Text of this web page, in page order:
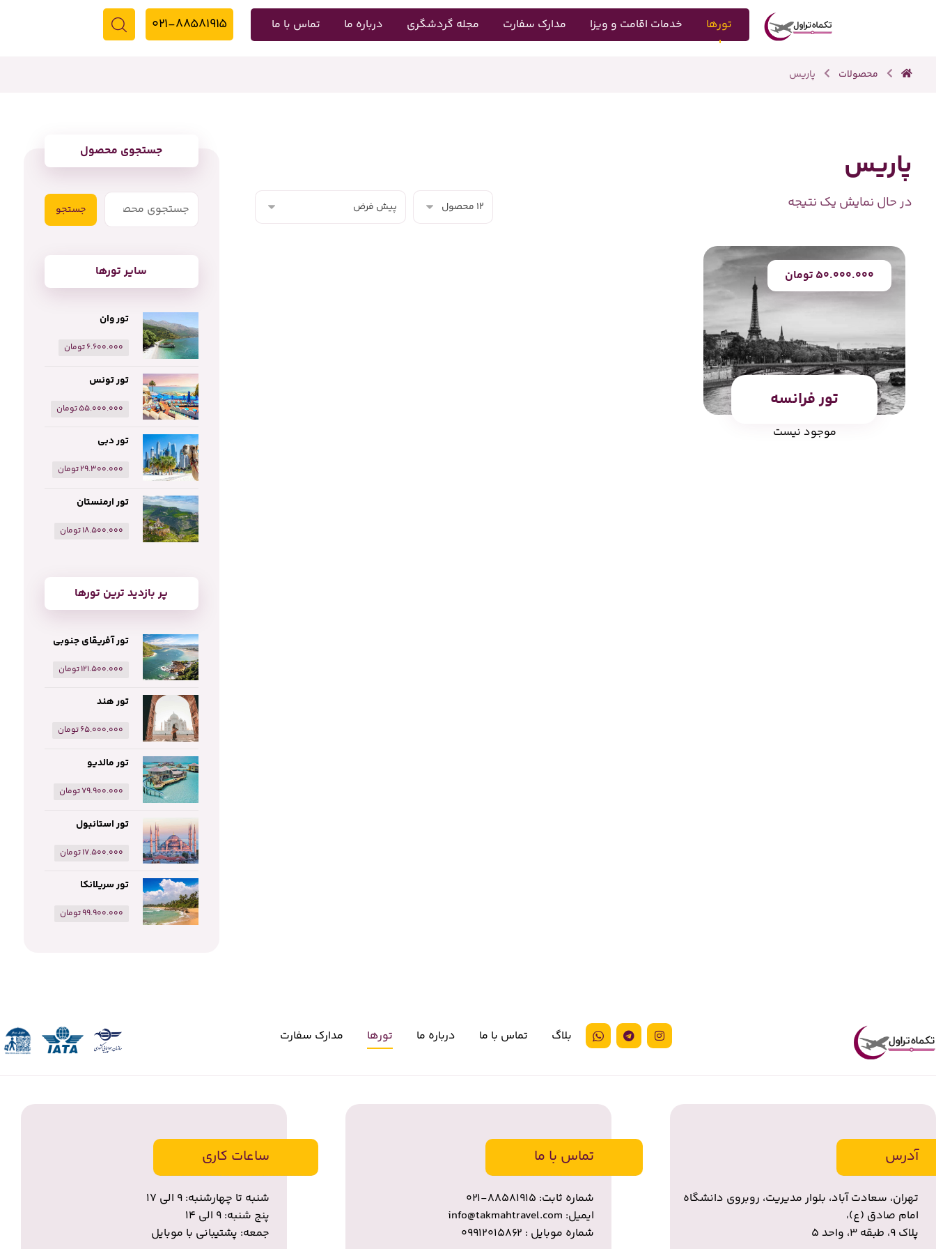
۰۲۱-۸۸۵۸۱۹۱۵ تورها خدمات اقامت و ویزا مدارک سفارت مجله گردشگری درباره ما تماس با ما
محصولات پاریس
پاریس
در حال نمایش یک نتیجه
تور فرانسه
۵۰.۰۰۰.۰۰۰ تومان
موجود نیست
جستجوی محصول
جستجو
سایر تورها
تور وان
۶.۶۰۰.۰۰۰تومان
تور تونس
۵۵.۰۰۰.۰۰۰تومان
تور دبی
۲۹.۳۰۰.۰۰۰تومان
تور ارمنستان
۱۸.۵۰۰.۰۰۰تومان
پر بازدید ترین تورها
تور آفریقای جنوبی
۱۲۱.۵۰۰.۰۰۰تومان
تور هند
۶۵.۰۰۰.۰۰۰تومان
تور مالدیو
۷۹.۹۰۰.۰۰۰تومان
تور استانبول
۱۷.۵۰۰.۰۰۰تومان
تور سریلانکا
۹۹.۹۰۰.۰۰۰تومان
بلاگ تماس با ما درباره ما تورها مدارک سفارت
آدرس
تهران، سعادت آباد، بلوار مدیریت، روبروی دانشگاه
امام صادق (ع)،
پلاک ۹، طبقه ۳، واحد ۵
تماس با ما
شماره ثابت: ۸۸۵۸۱۹۱۵-۰۲۱
ایمیل: info@takmahtravel.com
شماره موبایل : ۰۹۹۱۲۰۱۵۸۶۲
ساعات کاری
شنبه تا چهارشنبه: ۹ الی ۱۷
پنج شنبه: ۹ الی ۱۴
جمعه: پشتیبانی با موبایل